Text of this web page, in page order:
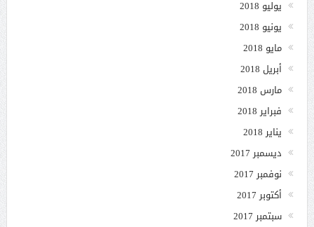
يوليو 2018
يونيو 2018
مايو 2018
أبريل 2018
مارس 2018
فبراير 2018
يناير 2018
ديسمبر 2017
نوفمبر 2017
أكتوبر 2017
سبتمبر 2017